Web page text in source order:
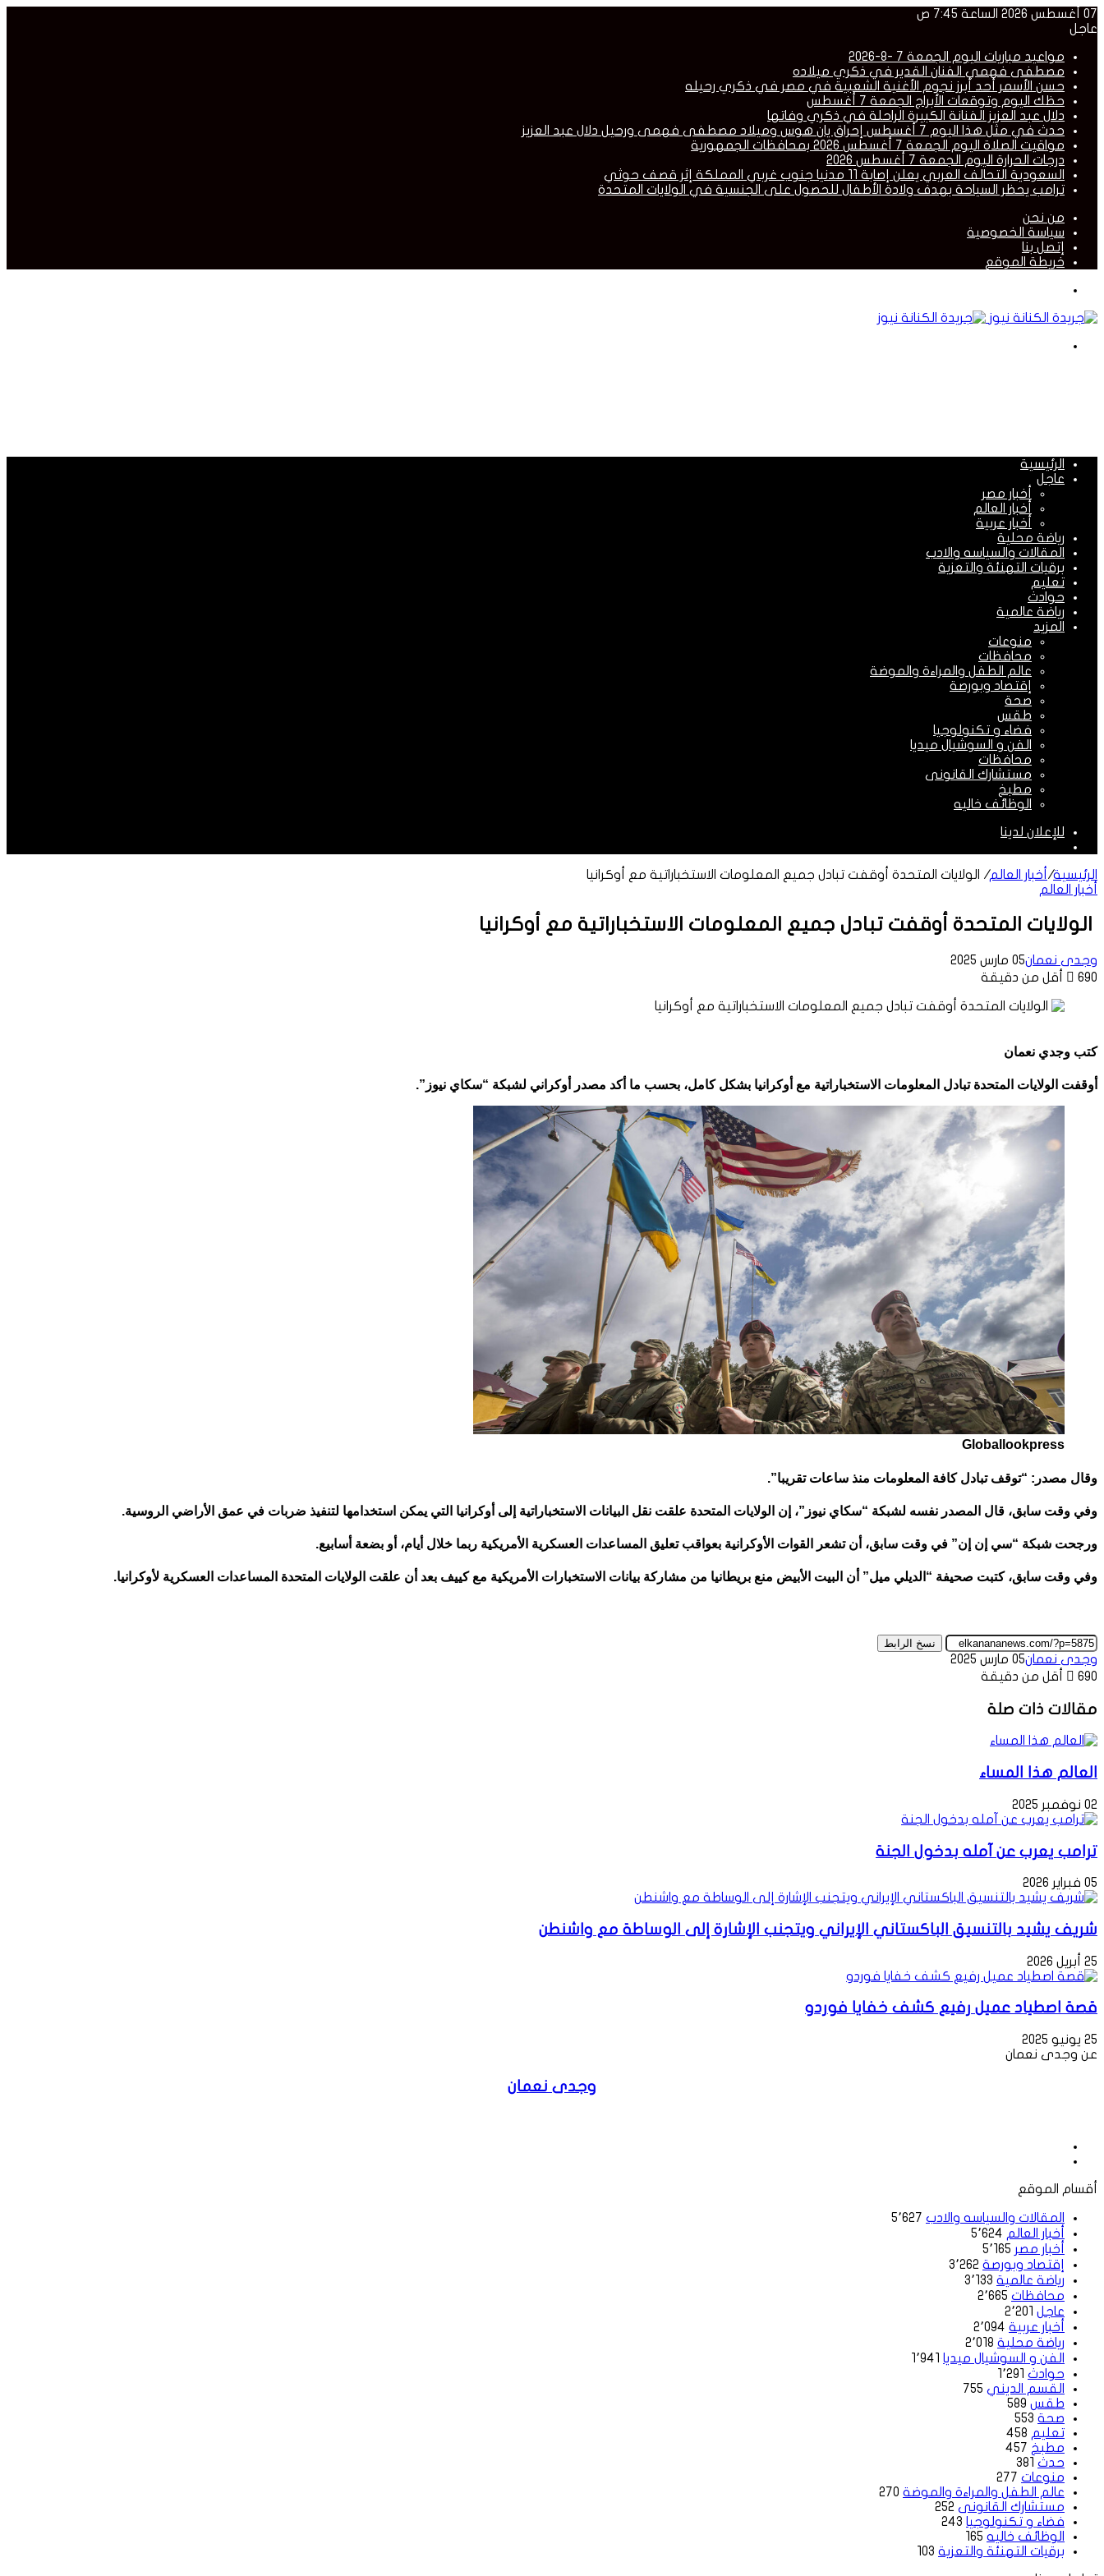
07 أغسطس 2026 الساعة 7:45 ص
عاجل
مواعيد مباريات اليوم الجمعة 7 -8-2026
مصطفى فهمي الفنان القدير في ذكري ميلاده
حسن الأسمر أحد أبرز نجوم الأغنية الشعبية في مصر في ذكري رحيله
حظك اليوم وتوقعات الأبراج الجمعة 7 أغسطس
دلال عبد العزيز الفنانة الكبيرة الراحلة في ذكري وفاتها
حدث في مثل هذا اليوم 7 أغسطس إحراق يان هوس وميلاد مصطفى فهمى ورحيل دلال عبد العزيز
مواقيت الصلاة اليوم الجمعة 7 أغسطس 2026 بمحافظات الجمهورية
درجات الحرارة اليوم الجمعة 7 أغسطس 2026
السعودية التحالف العربي يعلن إصابة 11 مدنيا جنوب غربي المملكة إثر قصف حوثي
ترامب يحظر السياحة بهدف ولادة الأطفال للحصول على الجنسية في الولايات المتحدة
من نحن
سياسة الخصوصية
إتصل بنا
خريطة الموقع
الرئيسية
عاجل
أخبار مصر
أخبار العالم
أخبار عربية
رياضة محلية
المقالات والسياسه والادب
برقيات التهنئة والتعزية
تعليم
حوادث
رياضة عالمية
المزيد
منوعات
محافظات
عالم الطفل والمراءة والموضة
إقتصاد وبورصة
صحة
طقس
فضاء و تكنولوجيا
الفن و السوشيال ميديا
محافظات
مستشارك القانونى
مطبخ
الوظائف خاليه
للإعلان لدينا
الرئيسية/ أخبار العالم/ الولايات المتحدة أوقفت تبادل جميع المعلومات الاستخباراتية مع أوكرانيا
أخبار العالم
الولايات المتحدة أوقفت تبادل جميع المعلومات الاستخباراتية مع أوكرانيا
وجدى نعمان05 مارس 2025
690
أقل من دقيقة
كتب وجدي نعمان
أوقفت الولايات المتحدة تبادل المعلومات الاستخباراتية مع أوكرانيا بشكل كامل، بحسب ما أكد مصدر أوكراني لشبكة “سكاي نيوز”.
Globallookpress
وقال مصدر: “توقف تبادل كافة المعلومات منذ ساعات تقريبا”.
وفي وقت سابق، قال المصدر نفسه لشبكة “سكاي نيوز”، إن الولايات المتحدة علقت نقل البيانات الاستخباراتية إلى أوكرانيا التي يمكن استخدامها لتنفيذ ضربات في عمق الأراضي الروسية.
ورجحت شبكة “سي إن إن” في وقت سابق، أن تشعر القوات الأوكرانية بعواقب تعليق المساعدات العسكرية الأمريكية ربما خلال أيام، أو بضعة أسابيع.
وفي وقت سابق، كتبت صحيفة “الديلي ميل” أن البيت الأبيض منع بريطانيا من مشاركة بيانات الاستخبارات الأمريكية مع كييف بعد أن علقت الولايات المتحدة المساعدات العسكرية لأوكرانيا.
نسخ الرابط
وجدى نعمان05 مارس 2025
690
أقل من دقيقة
مقالات ذات صلة
العالم هذا المساء
02 نوفمبر 2025
ترامب يعرب عن آمله بدخول الجنة
05 فبراير 2026
شريف يشيد بالتنسيق الباكستاني الإيراني ويتجنب الإشارة إلى الوساطة مع واشنطن
25 أبريل 2026
قصة اصطياد عميل رفيع كشف خفايا فوردو
25 يونيو 2025
عن وجدى نعمان
وجدى نعمان
أقسام الموقع
المقالات والسياسه والادب 5٬627
أخبار العالم 5٬624
أخبار مصر 5٬165
إقتصاد وبورصة 3٬262
رياضة عالمية 3٬133
محافظات 2٬665
عاجل 2٬201
أخبار عربية 2٬094
رياضة محلية 2٬018
الفن و السوشيال ميديا 1٬941
حوادث 1٬291
القسم الديني 755
طقس 589
صحة 553
تعليم 458
مطبخ 457
حدث 381
منوعات 277
عالم الطفل والمراءة والموضة 270
مستشارك القانونى 252
فضاء و تكنولوجيا 243
الوظائف خاليه 165
برقيات التهنئة والتعزية 103